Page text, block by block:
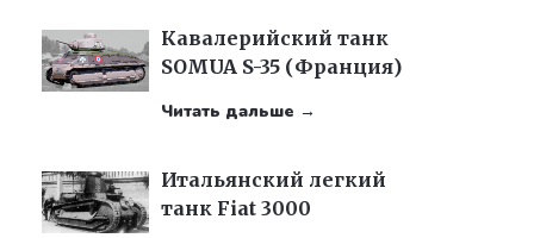
Кавалерийский танк
SOMUA S-35 (Франция)
Читать дальше →
Итальянский легкий
танк Fiat 3000